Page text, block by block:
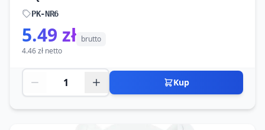
PK-NR6
5.49 zł brutto
4.46 zł netto
Kup